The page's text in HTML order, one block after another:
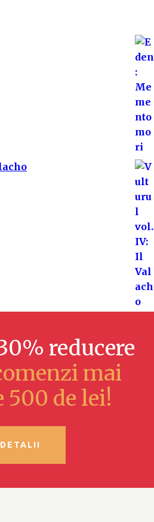
reducere
mai
500 de lei!
DETALII